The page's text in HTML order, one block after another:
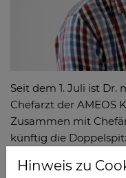
Seit dem 1. Juli ist Dr.
Chefarzt der AMEOS
Zusammen mit
künftig die
Weiterlesen
Hinweis zu